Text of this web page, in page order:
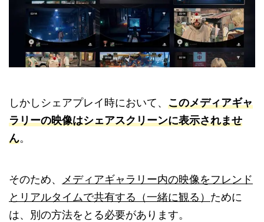
しかしシェアプレイ時において、 このメディアギャ
ラリーの映像はシェアスクリーンに表示されませ
ん。
そのため、 メディアギャラリー内の映像をフレンド
とリアルタイムで共有する（一緒に観る） ために
は、別の方法をとる必要があります。